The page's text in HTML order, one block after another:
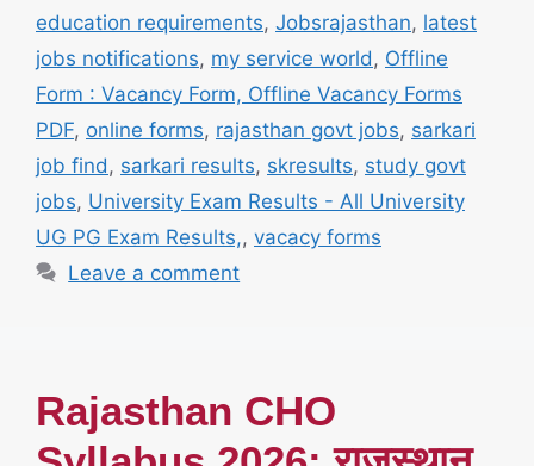
education requirements, Jobsrajasthan, latest
jobs notifications, my service world , Offline
Form : Vacancy Form, Offline Vacancy Forms
PDF, online forms, rajasthan govt jobs, sarkari
job find , sarkari results, skresults, study govt
jobs, University Exam Results - All University
UG PG Exam Results,, vacacy forms
Leave a comment
Rajasthan CHO